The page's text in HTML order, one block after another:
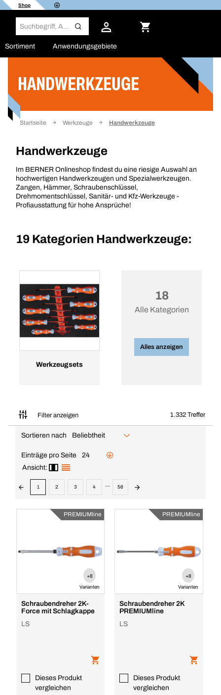
Shop
Sortiment Anwendungsgebiete
HANDWERKZEUGE
Startseite Werkzeuge Handwerkzeuge
Handwerkzeuge
Im BERNER Onlineshop findest du eine riesige Auswahl an
hochwertigen Handwerkzeugen und Spezialwerkzeugen.
Zangen, Hämmer, Schraubenschlüssel,
Drehmomentschlüssel, Sanitär- und Kfz-Werkzeuge -
Profiausstattung für hohe Ansprüche!
19 Kategorien Handwerkzeuge:
Werkzeugsets
18
Alle Kategorien
Alles anzeigen
Filter anzeigen 1.332 Treffer
Filter
Sortieren nach Beliebtheit
Einträge pro Seite
24
Ansicht:
1 2 3 4 ... 56
PREMIUMline
+8
Varianten
Schraubendreher 2K-
Force mit Schlagkappe
LS
Dieses Produkt
vergleichen
PREMIUMline
+8
Varianten
Schraubendreher 2K
PREMIUMline
LS
Dieses Produkt
vergleichen